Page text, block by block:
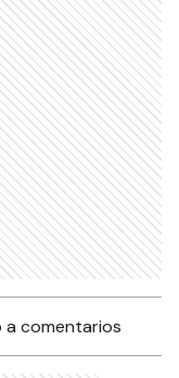
comentarios